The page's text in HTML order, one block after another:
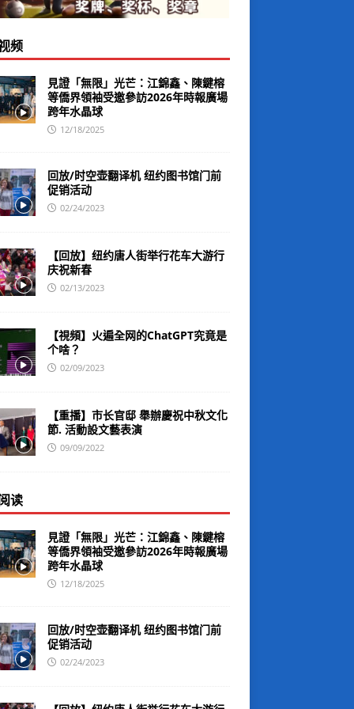
频
見證「無限」光芒：江錦鑫、陳鍵榕
等僑界領袖受邀參訪2026年時報廣場
跨年水晶球
12/18/2025
回放/时空壶翻译机 纽约图书馆门前
促销活动
02/24/2023
【回放】纽约唐人街举行花车大游行
庆祝新春
02/13/2023
【視頻】火遍全网的ChatGPT究竟是
个啥？
02/09/2023
【重播】市长官邸 舉辦慶祝中秋文化
節. 活動設文藝表演
09/09/2022
读
見證「無限」光芒：江錦鑫、陳鍵榕
等僑界領袖受邀參訪2026年時報廣場
跨年水晶球
12/18/2025
回放/时空壶翻译机 纽约图书馆门前
促销活动
02/24/2023